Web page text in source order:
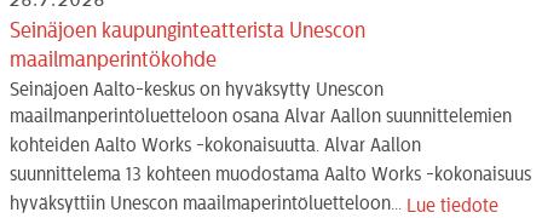
Seinäjoen kaupunginteatterista Unescon
maailmanperintökohde
Seinäjoen Aalto-keskus on hyväksytty Unescon
maailmanperintöluetteloon osana Alvar Aallon suunnittelemien
kohteiden Aalto Works -kokonaisuutta. Alvar Aallon
suunnittelema 13 kohteen muodostama Aalto Works -kokonaisuus
hyväksyttiin Unescon maailmaperintöluetteloon...
Lue tiedote